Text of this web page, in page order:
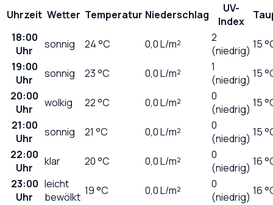
Uhrzeit Wetter Temperatur Niederschlag
UV-
Index
18:00
Uhr
sonnig 24°C 0,0L/m²
2
(niedrig) 15
19:00
Uhr
sonnig 23°C 0,0L/m²
1
(niedrig) 15
20:00
Uhr
wolkig 22°C 0,0L/m²
0
(niedrig) 15
21:00
Uhr
sonnig 21 °C 0,0L/m²
0
(niedrig) 15
22:00
Uhr
klar 20°C 0,0L/m²
0
(niedrig) 16
23:00
Uhr
leicht
bewölkt 19°C 0,0L/m²
0
(niedrig) 16